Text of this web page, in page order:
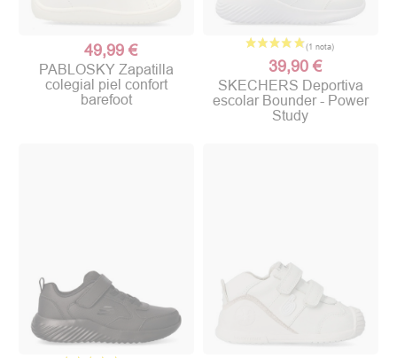
49,99 €
PABLOSKY Zapatilla
colegial piel confort
barefoot
39,90 €
SKECHERS Deportiva
escolar Bounder - Power
Study